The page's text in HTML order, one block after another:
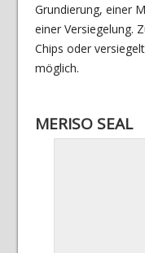
Grundierung, einer
einer Versiegelung.
Chips oder
möglich.
MERISO SEAL